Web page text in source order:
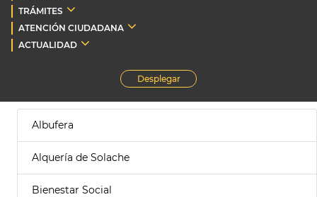
TRÁMITES
ATENCIÓN CIUDADANA
ACTUALIDAD
Desplegar
Albufera
Alquería de Solache
Bienestar Social